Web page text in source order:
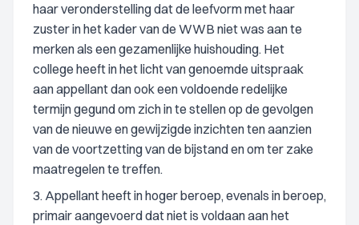
haar veronderstelling dat de leefvorm met haar
zuster in het kader van de WWB niet was aan te
merken als een gezamenlijke huishouding. Het
college heeft in het licht van genoemde uitspraak
aan appellant dan ook een voldoende redelijke
termijn gegund om zich in te stellen op de gevolgen
van de nieuwe en gewijzigde inzichten ten aanzien
van de voortzetting van de bijstand en om ter zake
maatregelen te treffen.
3. Appellant heeft in hoger beroep, evenals in beroep,
primair aangevoerd dat niet is voldaan aan het